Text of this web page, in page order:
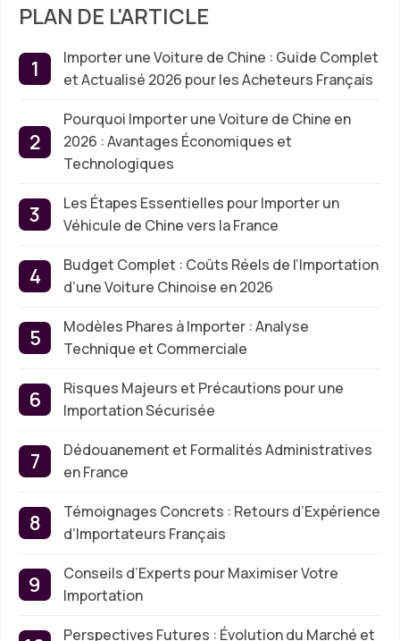
PLAN DE L'ARTICLE
Importer une Voiture de Chine : Guide Complet
et Actualisé 2026 pour les Acheteurs Français
Pourquoi Importer une Voiture de Chine en
2026 : Avantages Économiques et
Technologiques
Les Étapes Essentielles pour Importer un
Véhicule de Chine vers la France
Budget Complet : Coûts Réels de l’Importation
d’une Voiture Chinoise en 2026
Modèles Phares à Importer : Analyse
Technique et Commerciale
Risques Majeurs et Précautions pour une
Importation Sécurisée
Dédouanement et Formalités Administratives
en France
Témoignages Concrets : Retours d’Expérience
d’Importateurs Français
Conseils d’Experts pour Maximiser Votre
Importation
Perspectives Futures : Évolution du Marché et